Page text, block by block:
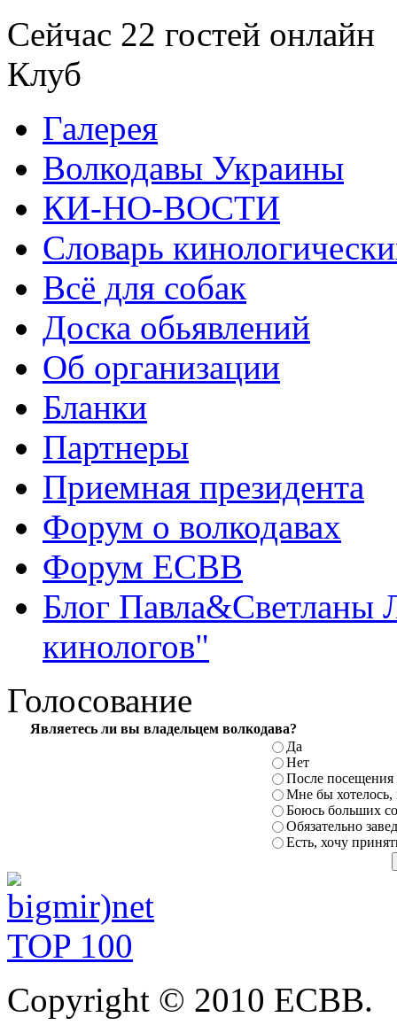
Сейчас 22 гостей онлайн
Клуб
Галерея
Волкодавы Украины
КИ-НО-ВОСТИ
Словарь
Всё для собак
Доска обьявлений
Об организации
Бланки
Партнеры
Приемная президента
Форум о волкодавах
Форум ЕСВВ
Блог Павла&Светланы
кинологов"
Голосование
Являетесь ли вы владельцем волкодава?
Да
Нет
После посещения
Мне бы
Боюсь больших
Обязательно
Есть, хочу
Copyright © 2010 ЕСВВ.